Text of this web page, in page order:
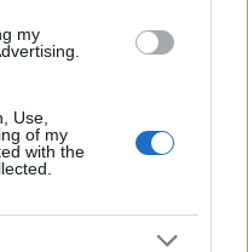
my
Use,
of my
with the